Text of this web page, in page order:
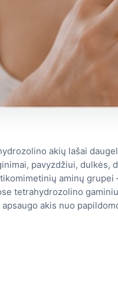
akių lašai
pavyzdžiui, dulkės,
aminų grupei
tetrahydrozolino
apsaugo akis nuo